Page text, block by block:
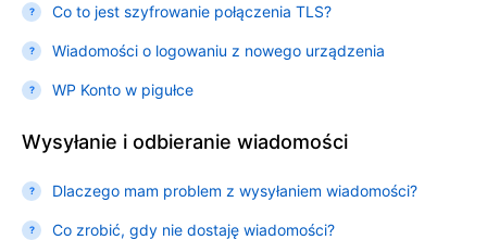
Co to jest szyfrowanie połączenia TLS?
Wiadomości o logowaniu z nowego urządzenia
WP Konto w pigułce
Wysyłanie i odbieranie wiadomości
Dlaczego mam problem z wysyłaniem wiadomości?
Co zrobić, gdy nie dostaję wiadomości?